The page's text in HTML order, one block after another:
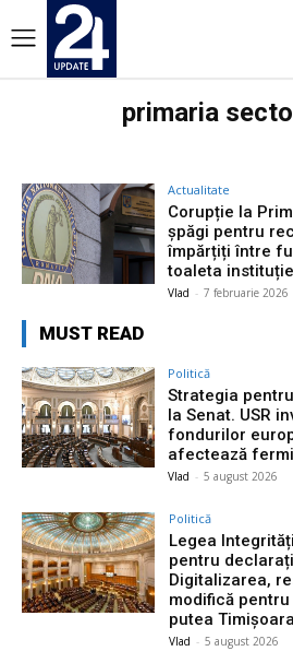
primaria
Actualitate
Corupție la
șpăgi pentru
împărțiți între
toaleta
Vlad - 7 februarie 2026
MUST READ
Politică
Strategia
la Senat. USR
fondurilor
afectează
Vlad - 5 august 2026
Politică
Legea
pentru
Digitalizarea,
modifică
putea
Vlad - 5 august 2026